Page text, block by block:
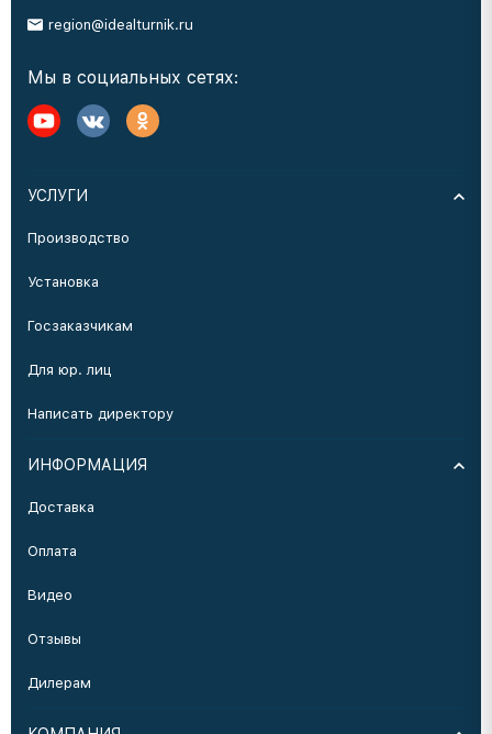
region@idealturnik.ru
Мы в социальных сетях:
УСЛУГИ
Производство
Установка
Госзаказчикам
Для юр. лиц
Написать директору
ИНФОРМАЦИЯ
Доставка
Оплата
Видео
Отзывы
Дилерам